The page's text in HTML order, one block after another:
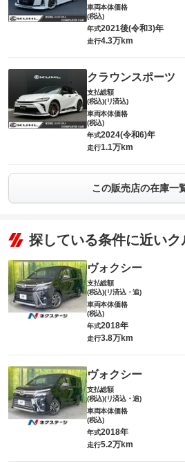
車両本体価格
(税込)
年式2021後(令和3)年
走行4.3万km
クラウンスポーツ
支払総額
(税込)(リ済込)
車両本体価格
(税込)
年式2024(令和6)年
走行1.1万km
この販売店の在庫一
探している条件に近いク
ヴォクシー
支払総額
(税込)(リ済込・追)
車両本体価格
(税込)
年式2018年
走行3.8万km
ヴォクシー
支払総額
(税込)(リ済込・追)
車両本体価格
(税込)
年式2018年
走行5.2万km